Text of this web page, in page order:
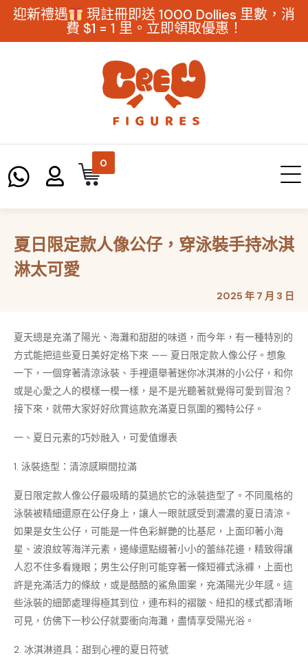
迎新禮遇 現註冊即送 1000 Dollies 里數，消
費 $1 = 1 里。立即領取優惠！
0
夏日限定款人像公仔，穿泳裝手持冰淇
淋太可愛
2025 年 7 月 3 日
夏天總是充滿了陽光、海灘和甜甜的味道，而今年，有一種特別的
方式能把這些夏日美好定格下來 —— 夏日限定款人像公仔。想象
一下，一個穿著清涼泳裝、手裡還舉著迷你冰淇淋的小公仔，和你
或是心愛之人的模樣一模一樣，是不是光聽著就覺得可愛到冒泡？
接下來，就帶大家好好欣賞這款充滿夏日氛圍的獨特公仔。​
一、夏日元素的巧妙融入，可愛值爆表​
1. 泳裝造型：清涼感瞬間拉滿​
夏日限定款人像公仔最吸睛的莫過於它的泳裝造型了。不同風格的
泳裝被精細還原在公仔身上，讓人一眼就感受到濃濃的夏日清涼。
如果是女生公仔，可能是一件色彩鮮艷的比基尼，上面印著小海
星、波浪紋等海洋元素，邊緣還點綴著小小的蕾絲花邊，精致得讓
人忍不住多看幾眼；男生公仔則可能穿著一條短褲式泳褲，上面也
許是充滿活力的條紋，或是酷酷的鯊魚圖案，充滿陽光少年感。這
些泳裝的細節處理得極其到位，連布料的褶皺、紐扣的樣式都清晰
可見，仿佛下一秒公仔就要衝向海灘，盡情享受陽光浴。​
2. 冰淇淋道具：甜到心裡的夏日符號​